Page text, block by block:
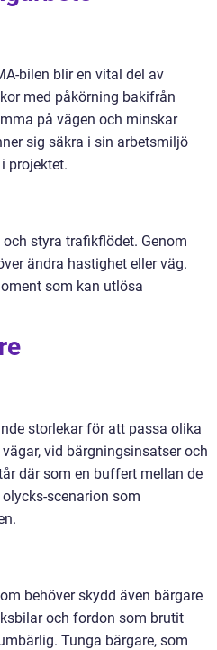
bilen blir en vital del av
med påkörning bakifrån
på vägen och minskar
sig säkra i sin arbetsmiljö
projektet.
styra trafikflödet. Genom
ändra hastighet eller väg.
som kan utlösa
storlekar för att passa olika
vid bärgningsinsatser och
där som en buffert mellan de
scenarion som
behöver skydd även bärgare
och fordon som brutit
Tunga bärgare, som